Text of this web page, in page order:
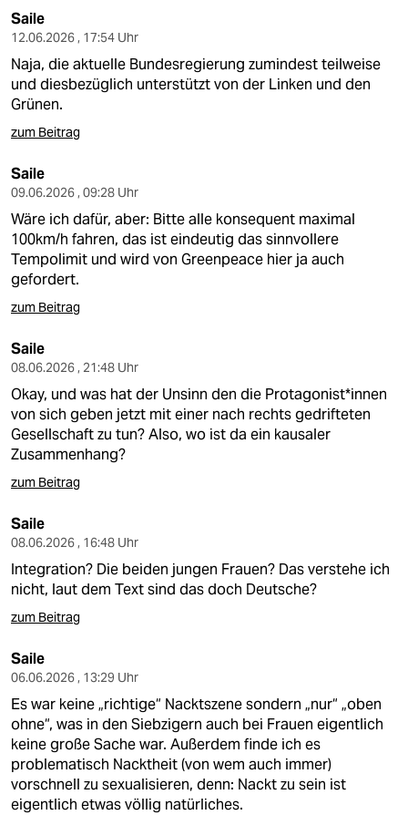
Saile
12.06.2026 , 17:54 Uhr
Naja, die aktuelle Bundesregierung zumindest teilweise
und diesbezüglich unterstützt von der Linken und den
Grünen.
zum Beitrag
Saile
09.06.2026 , 09:28 Uhr
Wäre ich dafür, aber: Bitte alle konsequent maximal
100km/h fahren, das ist eindeutig das sinnvollere
Tempolimit und wird von Greenpeace hier ja auch
gefordert.
zum Beitrag
Saile
08.06.2026 , 21:48 Uhr
Okay, und was hat der Unsinn den die Protagonist*innen
von sich geben jetzt mit einer nach rechts gedrifteten
Gesellschaft zu tun? Also, wo ist da ein kausaler
Zusammenhang?
zum Beitrag
Saile
08.06.2026 , 16:48 Uhr
Integration? Die beiden jungen Frauen? Das verstehe ich
nicht, laut dem Text sind das doch Deutsche?
zum Beitrag
Saile
06.06.2026 , 13:29 Uhr
Es war keine „richtige“ Nacktszene sondern „nur“ „oben
ohne“, was in den Siebzigern auch bei Frauen eigentlich
keine große Sache war. Außerdem finde ich es
problematisch Nacktheit (von wem auch immer)
vorschnell zu sexualisieren, denn: Nackt zu sein ist
eigentlich etwas völlig natürliches.